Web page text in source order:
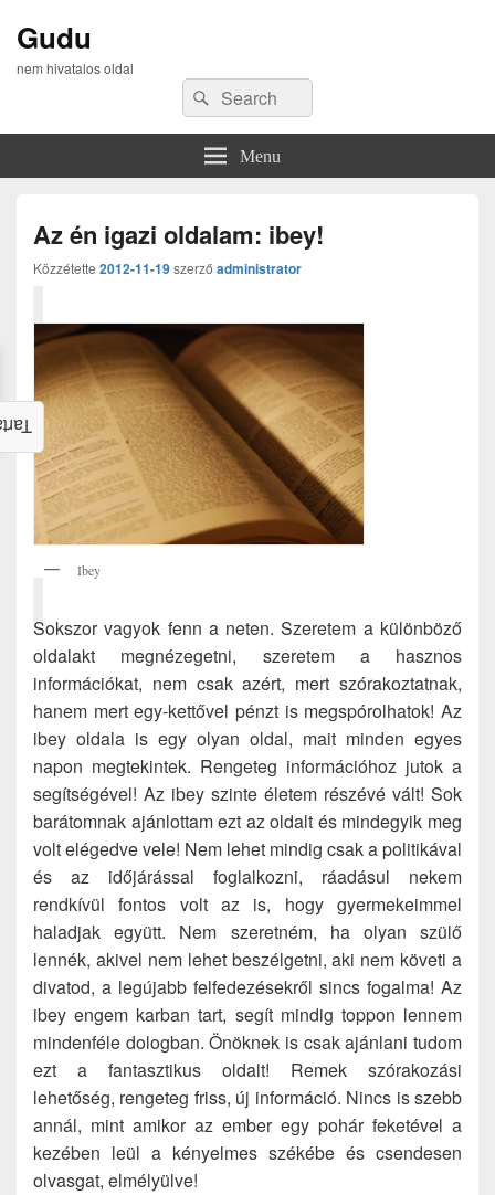
Gudu
nem hivatalos oldal
Search
for:
Search
Menu
Az én igazi oldalam: ibey!
Közzétette 2012-11-19szerző administrator
Ibey
Sokszor vagyok fenn a neten. Szeretem a különböző
oldalakt megnézegetni, szeretem a hasznos
információkat, nem csak azért, mert szórakoztatnak,
hanem mert egy-kettővel pénzt is megspórolhatok! Az
ibey oldala is egy olyan oldal, mait minden egyes
napon megtekintek. Rengeteg információhoz jutok a
segítségével! Az ibey szinte életem részévé vált! Sok
barátomnak ajánlottam ezt az oldalt és mindegyik meg
volt elégedve vele! Nem lehet mindig csak a politikával
és az időjárással foglalkozni, ráadásul nekem
rendkívül fontos volt az is, hogy gyermekeimmel
haladjak együtt. Nem szeretném, ha olyan szülő
lennék, akivel nem lehet beszélgetni, aki nem követi a
divatod, a legújabb felfedezésekről sincs fogalma! Az
ibey engem karban tart, segít mindig toppon lennem
mindenféle dologban. Önöknek is csak ajánlani tudom
ezt a fantasztikus oldalt! Remek szórakozási
lehetőség, rengeteg friss, új információ. Nincs is szebb
annál, mint amikor az ember egy pohár feketével a
kezében leül a kényelmes székébe és csendesen
olvasgat, elmélyülve!